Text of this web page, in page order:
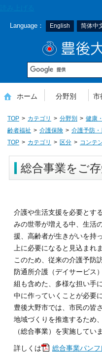
Language： English 简体中
ホーム 分野別 市
TOP カテゴリ 分野別 健康
齢者福祉
介護保険
介護予防
TOP
カテゴリ 区分 コンテ
総合事業をご
介護や生活支援を必要とす
みの世帯が増える中、生活
援、高齢者が生きがいを持
上に必要になると見込まれ
このため、従来の介護予防
防通所介護（デイサービス
組も含めた、多様な担い手
中に作っていくことが必要
豊後大野市では、市民の皆
地域づくりを推進するため
（総合事業）を実施してい
詳しくは 総合事業パン